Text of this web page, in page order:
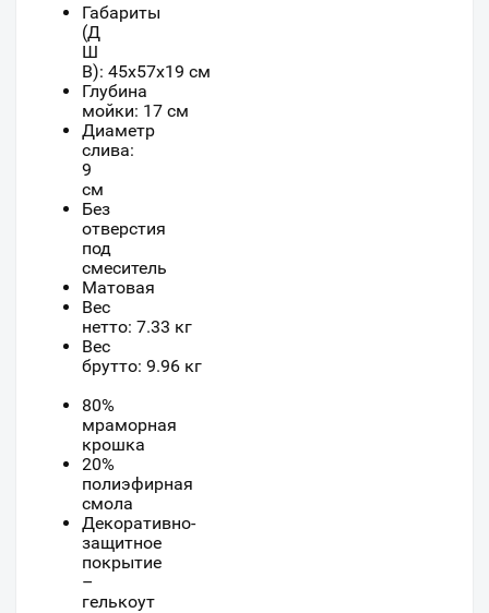
Габариты
(Д
Ш
В): 45x57x19 см
Глубина
мойки: 17 см
Диаметр
слива:
9
см
Без
отверстия
под
смеситель
Матовая
Вес
нетто: 7.33 кг
Вес
брутто: 9.96 кг
80%
мраморная
крошка
20%
полиэфирная
смола
Декоративно-
защитное
покрытие
–
гелькоут